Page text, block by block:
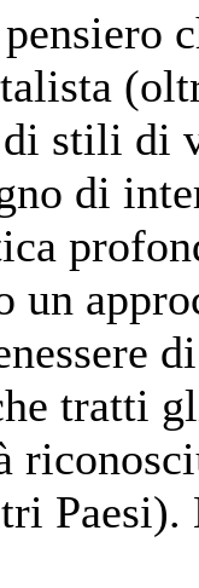
di stili di
di
un
tratti
Paesi).